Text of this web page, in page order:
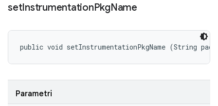
setInstrumentationPkgName
public void setInstrumentationPkgName (String
Parametri